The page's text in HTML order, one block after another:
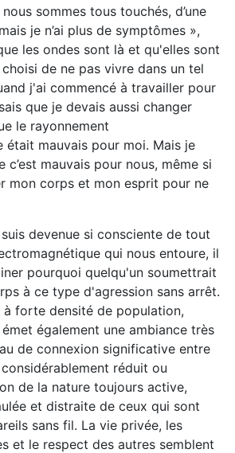
sommes tous touchés, d’une
je n’ai plus de symptômes »,
les ondes sont là et qu'elles sont
choisi de ne pas vivre dans un tel
j'ai commencé à travailler pour
que je devais aussi changer
le rayonnement
était mauvais pour moi. Mais je
c’est mauvais pour nous, même si
mon corps et mon esprit pour ne
devenue si consciente de tout
qui nous entoure, il
pourquoi quelqu'un soumettrait
à ce type d'agression sans arrêt.
à forte densité de population,
également une ambiance très
de connexion significative entre
réduit ou
de la nature toujours active,
et distraite de ceux qui sont
sans fil. La vie privée, les
et le respect des autres semblent